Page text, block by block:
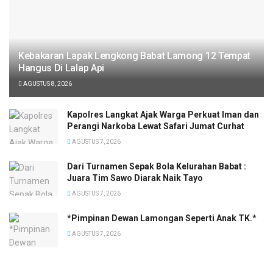
Kebakaran Lapak Lengkong Babat Lamong 12 Tempat
Hangus Di Lalap Api
AGUSTUS 8, 2026
Kapolres Langkat Ajak Warga Perkuat Iman dan
Perangi Narkoba Lewat Safari Jumat Curhat
AGUSTUS 7, 2026
Dari Turnamen Sepak Bola Kelurahan Babat :
Juara Tim Sawo Diarak Naik Tayo
AGUSTUS 7, 2026
*Pimpinan Dewan Lamongan Seperti Anak TK.*
AGUSTUS 7, 2026